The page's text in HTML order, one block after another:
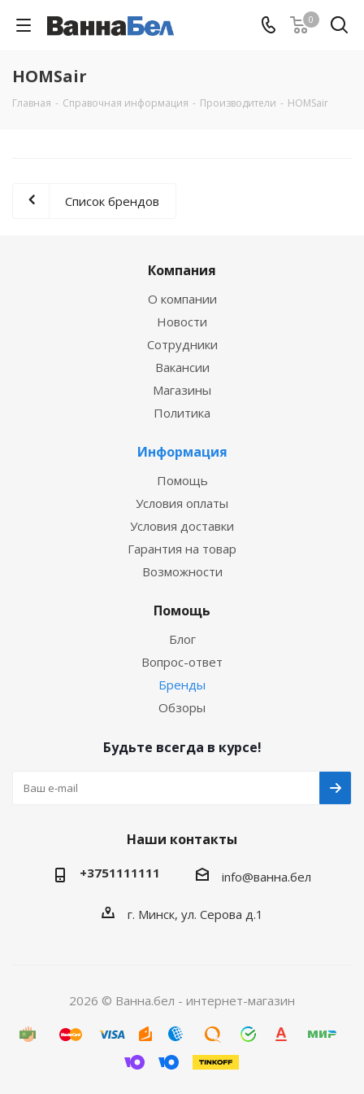
0
HOMSair
Главная - Справочная информация - Производители - HOMSair
Список брендов
Компания
О компании
Новости
Сотрудники
Вакансии
Магазины
Политика
Информация
Помощь
Условия оплаты
Условия доставки
Гарантия на товар
Возможности
Помощь
Блог
Вопрос-ответ
Бренды
Обзоры
Будьте всегда в курсе!
Наши контакты
+3751111111 info@ванна.бел
г. Минск, ул. Серова д.1
2026 © Ванна.бел - интернет-магазин